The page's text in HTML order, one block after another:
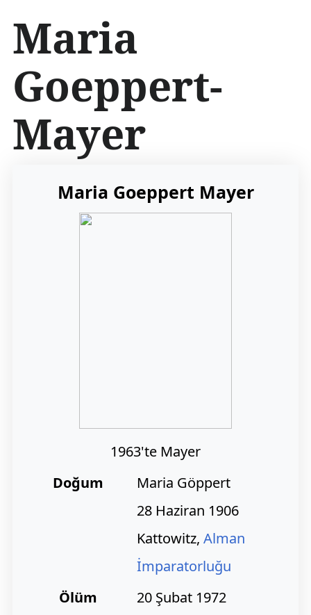
ç
r
ğ
e
l
Maria
Goeppert-
Mayer
Maria Goeppert Mayer
1963'te Mayer
Doğum
Maria Göppert
28 Haziran 1906
Kattowitz, Alman
İmparatorluğu
Ölüm
20 Şubat 1972